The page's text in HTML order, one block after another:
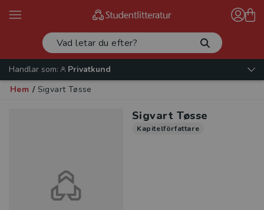
Handlar som:
Privatkund
Hem / Sigvart Tøsse
Sigvart Tøsse
Kapitelförfattare